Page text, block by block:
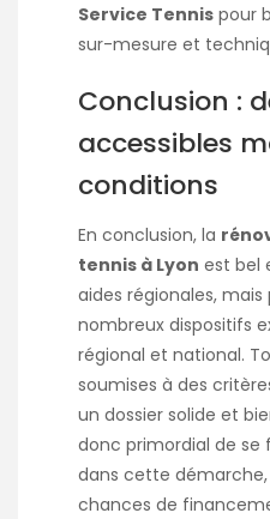
Service Tennis pour
sur-mesure et
Conclusion :
accessibles
conditions
En conclusion, la
tennis à Lyon est bel
aides régionales,
nombreux dispositifs
régional et national.
soumises à des
un dossier solide et
donc primordial de
dans cette démarche,
chances de